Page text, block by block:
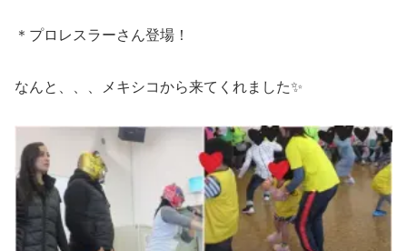
＊プロレスラーさん登場！
なんと、、、メキシコから来てくれました✨